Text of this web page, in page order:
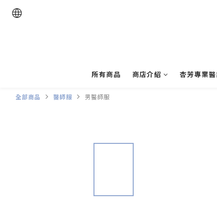
所有商品 商店介紹 杏芳專業
全部商品 醫師服 男醫師服